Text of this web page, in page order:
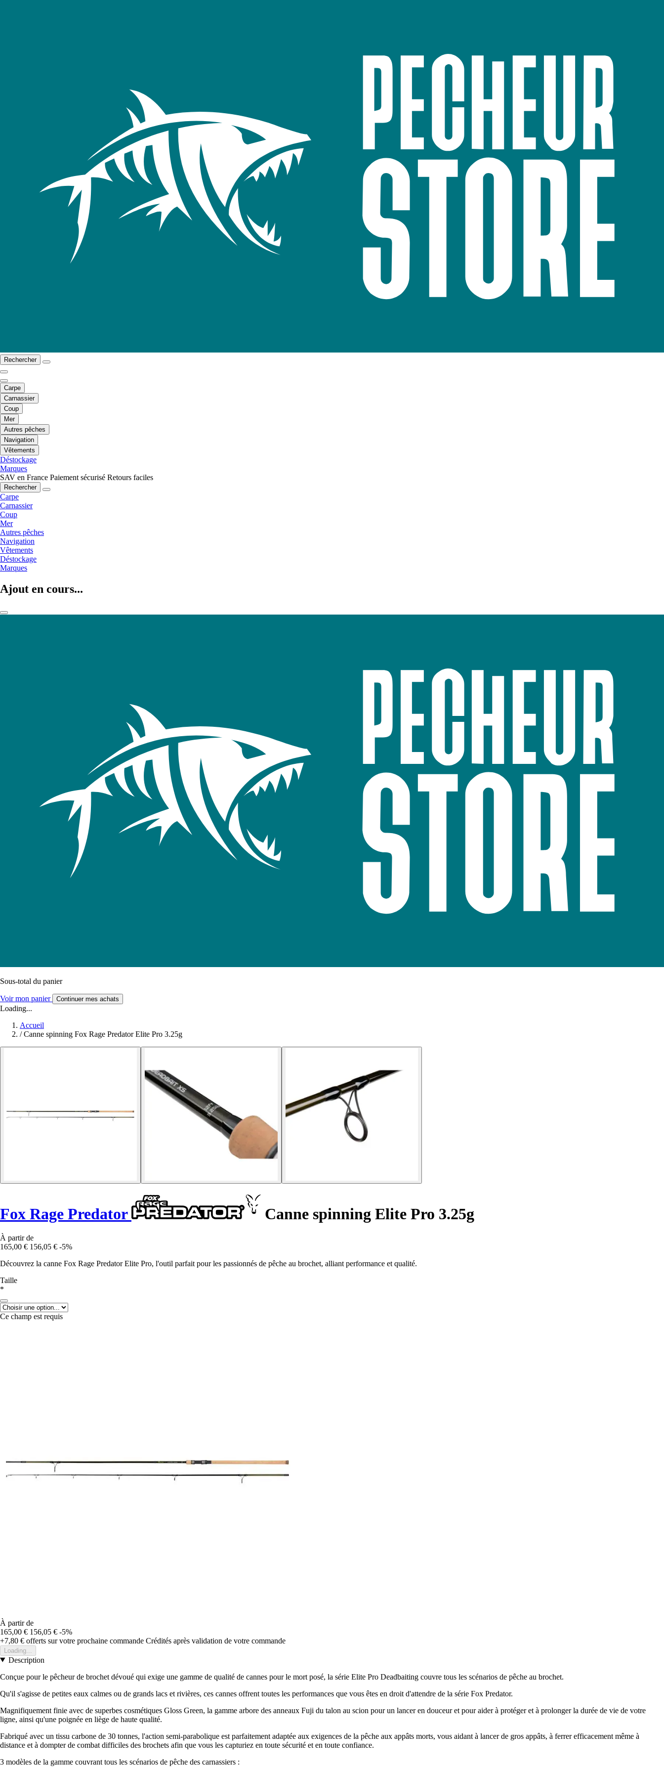
Rechercher
Carpe
Carnassier
Coup
Mer
Autres pêches
Navigation
Vêtements
Déstockage
Marques
SAV en France Paiement sécurisé Retours faciles
Rechercher
Carpe
Carnassier
Coup
Mer
Autres pêches
Navigation
Vêtements
Déstockage
Marques
Ajout en cours...
Sous-total du panier
Voir mon panier Continuer mes achats
Loading...
Accueil
/ Canne spinning Fox Rage Predator Elite Pro 3.25g
Fox Rage Predator Canne spinning Elite Pro 3.25g
À partir de
165,00 € 156,05 € -5%
Découvrez la canne Fox Rage Predator Elite Pro, l'outil parfait pour les passionnés de pêche au brochet, alliant performance et qualité.
Taille
*
Ce champ est requis
À partir de
165,00 € 156,05 € -5%
+7,80 € offerts sur votre prochaine commande Crédités après validation de votre commande
Loading...
Description
Conçue pour le pêcheur de brochet dévoué qui exige une gamme de qualité de cannes pour le mort posé, la série Elite Pro Deadbaiting couvre tous les scénarios de pêche au brochet.
Qu'il s'agisse de petites eaux calmes ou de grands lacs et rivières, ces cannes offrent toutes les performances que vous êtes en droit d'attendre de la série Fox Predator.
Magnifiquement finie avec de superbes cosmétiques Gloss Green, la gamme arbore des anneaux Fuji du talon au scion pour un lancer en douceur et pour aider à protéger et à prolonger la durée de vie de votre
ligne, ainsi qu'une poignée en liège de haute qualité.
Fabriqué avec un tissu carbone de 30 tonnes, l'action semi-parabolique est parfaitement adaptée aux exigences de la pêche aux appâts morts, vous aidant à lancer de gros appâts, à ferrer efficacement même à
distance et à dompter de combat difficiles des brochets afin que vous les capturiez en toute sécurité et en toute confiance.
3 modèles de la gamme couvrant tous les scénarios de pêche des carnassiers :